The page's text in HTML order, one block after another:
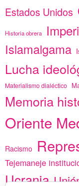
Estados Unidos
Historia obrera
Islamalgama
Lucha
Materialismo dialéctico
Memoria
Oriente
Racismo
Tejemaneje
Ucrania